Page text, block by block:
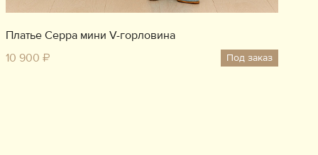
Платье Серра мини V-горловина
10 900 ₽
Под заказ